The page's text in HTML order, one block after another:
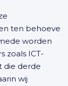
ten behoeve
worden
zoals ICT-
die derde
wij